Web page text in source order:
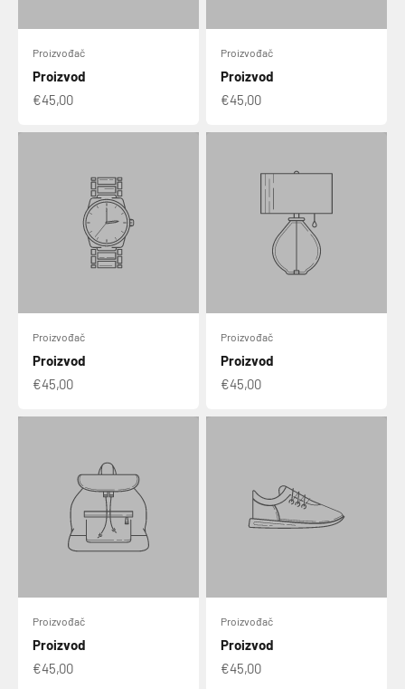
Proizvođač
Proizvod
€45,00
Proizvođač
Proizvod
€45,00
Proizvođač
Proizvod
€45,00
Proizvođač
Proizvod
€45,00
Proizvođač
Proizvod
€45,00
Proizvođač
Proizvod
€45,00